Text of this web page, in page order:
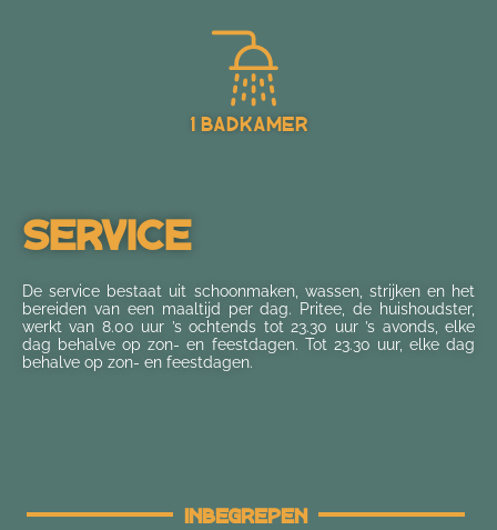
1 Badkamer
Service
De service bestaat uit schoonmaken, wassen, strijken en het
bereiden van een maaltijd per dag. Pritee, de huishoudster,
werkt van 8.00 uur ’s ochtends tot 23.30 uur ’s avonds, elke
dag behalve op zon- en feestdagen. Tot 23.30 uur, elke dag
behalve op zon- en feestdagen.
Inbegrepen